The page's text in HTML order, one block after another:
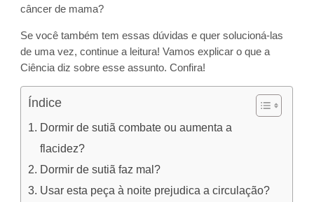
câncer de mama?
Se você também tem essas dúvidas e quer solucioná-las
de uma vez, continue a leitura! Vamos explicar o que a
Ciência diz sobre esse assunto. Confira!
Índice
Dormir de sutiã combate ou aumenta a
flacidez?
Dormir de sutiã faz mal?
Usar esta peça à noite prejudica a circulação?